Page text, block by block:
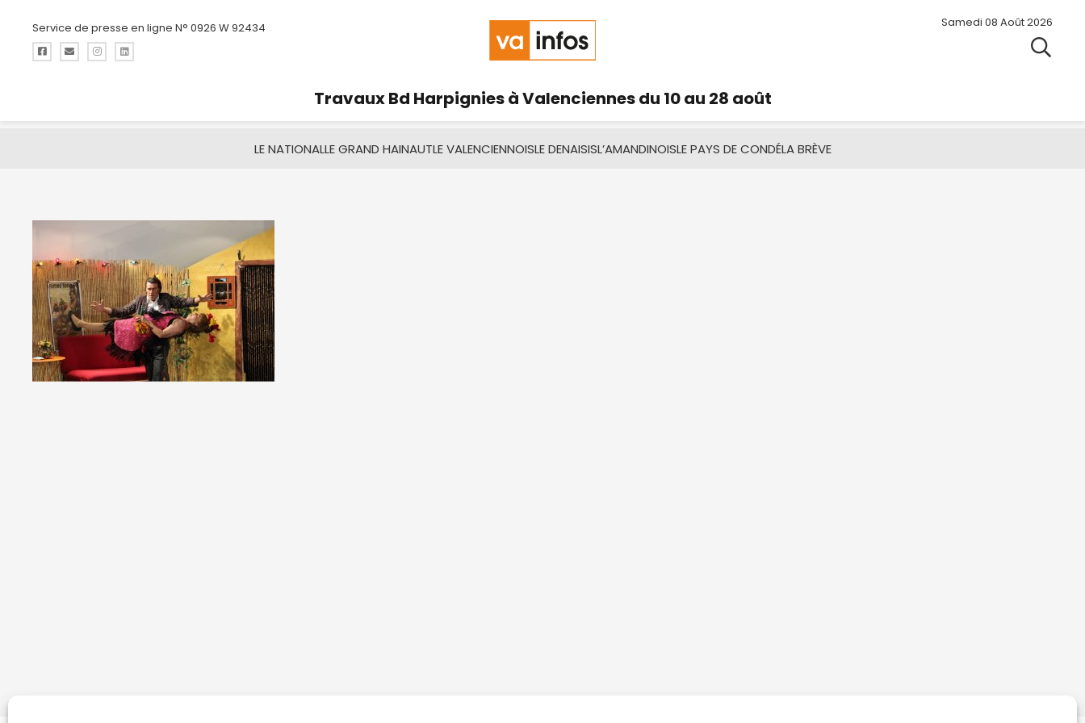
Service de presse en ligne N° 0926 W 92434 Samedi 08 Août 2026
Travaux Bd Harpignies à Valenciennes du 10 au 28 août
LE NATIONALLE GRAND HAINAUTLE VALENCIENNOISLE DENAISISL’AMANDINOISLE PAYS DE CONDÉLA BRÈVE